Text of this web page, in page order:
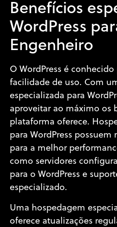
Benefícios
WordPress
Engenheiro
O WordPress é
facilidade de uso. Com
especializada para
aproveitar ao máximo os
plataforma oferece.
para WordPress possuem
para a melhor
como servidores
para o WordPress e
especializado.
Uma hospedagem
oferece atualizações